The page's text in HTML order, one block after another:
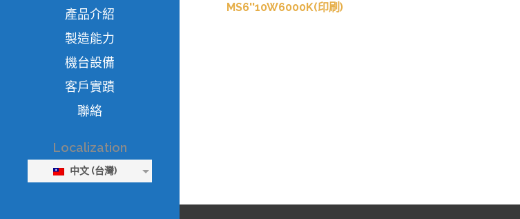
產品介紹
製造能力
機台設備
客戶實蹟
聯絡
Localization
中文 (台灣)
MS6''10W6000K(印刷)